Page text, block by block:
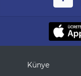
Künye